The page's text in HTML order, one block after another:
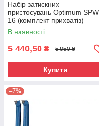
Набір затискних
пристосувань Optimum SPW
16 (комплект прихватів)
В наявності
5 440,50 ₴ 5 850 ₴
Купити
–7%